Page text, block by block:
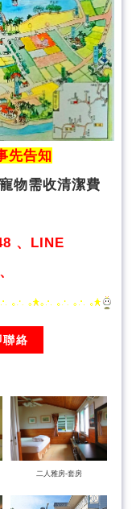
先告知
物需收清潔費
、LINE
聯絡
二人雅房-套房